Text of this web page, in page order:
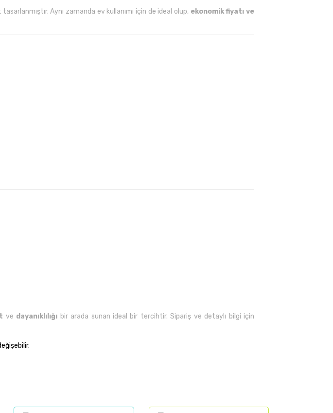
Aynı zamanda ev kullanımı için de ideal olup, ekonomik fiyatı ve
ve dayanıklılığı bir arada sunan ideal bir tercihtir. Sipariş ve detaylı bilgi için